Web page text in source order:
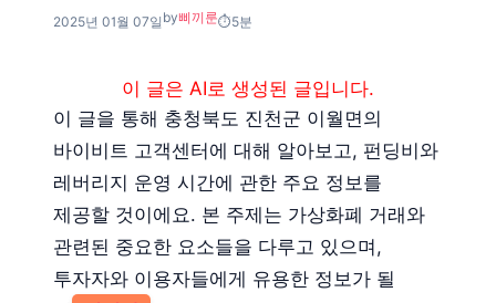
2025년 01월 07일 by삐끼룬 5분
이 글은 AI로 생성된 글입니다.
이 글을 통해 충청북도 진천군 이월면의
바이비트 고객센터에 대해 알아보고, 펀딩비와
레버리지 운영 시간에 관한 주요 정보를
제공할 것이에요. 본 주제는 가상화폐 거래와
관련된 중요한 요소들을 다루고 있으며,
투자자와 이용자들에게 유용한 정보가 될